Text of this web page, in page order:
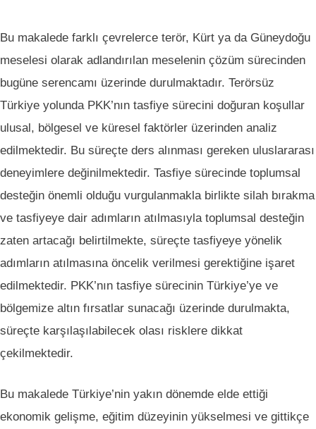
Bu makalede farklı çevrelerce terör, Kürt ya da Güneydoğu
meselesi olarak adlandırılan meselenin çözüm sürecinden
bugüne serencamı üzerinde durulmaktadır. Terörsüz
Türkiye yolunda PKK’nın tasfiye sürecini doğuran koşullar
ulusal, bölgesel ve küresel faktörler üzerinden analiz
edilmektedir. Bu süreçte ders alınması gereken uluslararası
deneyimlere değinilmektedir. Tasfiye sürecinde toplumsal
desteğin önemli olduğu vurgulanmakla birlikte silah bırakma
ve tasfiyeye dair adımların atılmasıyla toplumsal desteğin
zaten artacağı belirtilmekte, süreçte tasfiyeye yönelik
adımların atılmasına öncelik verilmesi gerektiğine işaret
edilmektedir. PKK’nın tasfiye sürecinin Türkiye’ye ve
bölgemize altın fırsatlar sunacağı üzerinde durulmakta,
süreçte karşılaşılabilecek olası risklere dikkat
çekilmektedir.
Bu makalede Türkiye’nin yakın dönemde elde ettiği
ekonomik gelişme, eğitim düzeyinin yükselmesi ve gittikçe